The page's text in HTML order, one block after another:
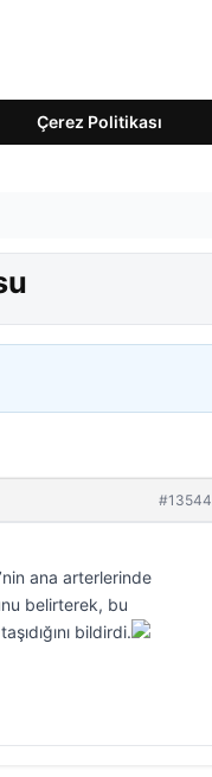
Çerez Politikası
#13544
ana arterlerinde
belirterek, bu
bildirdi.